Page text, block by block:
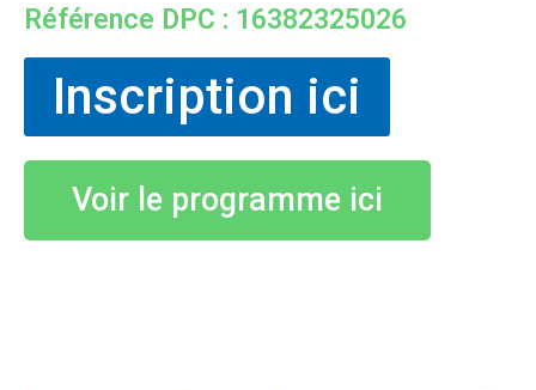
Référence DPC : 16382325026
Inscription ici
Voir le programme ici